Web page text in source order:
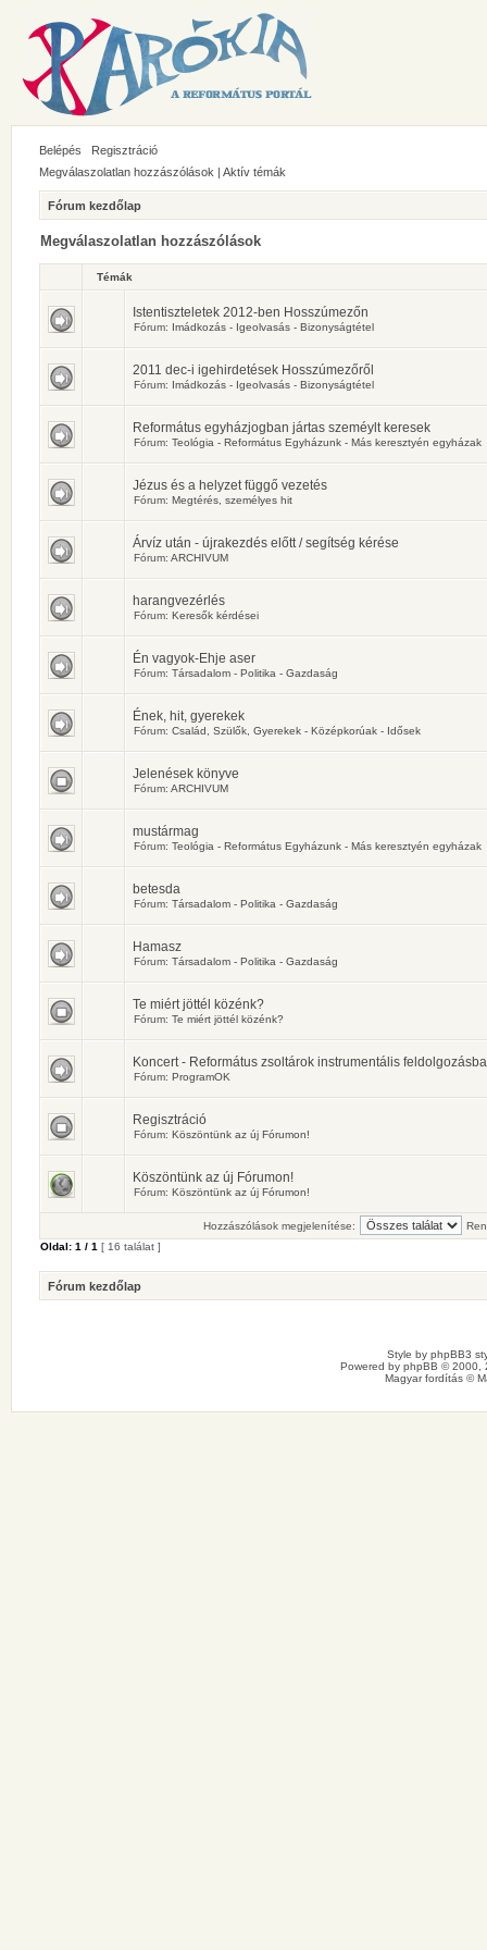
Belépés
Regisztráció
Megválaszolatlan hozzászólások | Aktív témák
Fórum kezdőlap
Megválaszolatlan hozzászólások
Témák
Istentiszteletek 2012-ben Hosszúmezőn
Fórum: Imádkozás - Igeolvasás - Bizonyságtétel
2011 dec-i igehirdetések Hosszúmezőről
Fórum: Imádkozás - Igeolvasás - Bizonyságtétel
Református egyházjogban jártas szeméylt keresek
Fórum: Teológia - Református Egyházunk - Más keresztyén egyházak
Jézus és a helyzet függő vezetés
Fórum: Megtérés, személyes hit
Árvíz után - újrakezdés előtt / segítség kérése
Fórum: ARCHIVUM
harangvezérlés
Fórum: Keresők kérdései
Én vagyok-Ehje aser
Fórum: Társadalom - Politika - Gazdaság
Ének, hit, gyerekek
Fórum: Család, Szülők, Gyerekek - Középkorúak - Idősek
Jelenések könyve
Fórum: ARCHIVUM
mustármag
Fórum: Teológia - Református Egyházunk - Más keresztyén egyházak
betesda
Fórum: Társadalom - Politika - Gazdaság
Hamasz
Fórum: Társadalom - Politika - Gazdaság
Te miért jöttél közénk?
Fórum: Te miért jöttél közénk?
Koncert - Református zsoltárok instrumentális
Fórum: ProgramOK
Regisztráció
Fórum: Köszöntünk az új Fórumon!
Köszöntünk az új Fórumon!
Fórum: Köszöntünk az új Fórumon!
Hozzászólások megjelenítése:
Oldal: 1 / 1 [ 16 találat ]
Fórum kezdőlap
Style by phpBB3
Powered by phpBB © 2000,
Magyar fordítás ©